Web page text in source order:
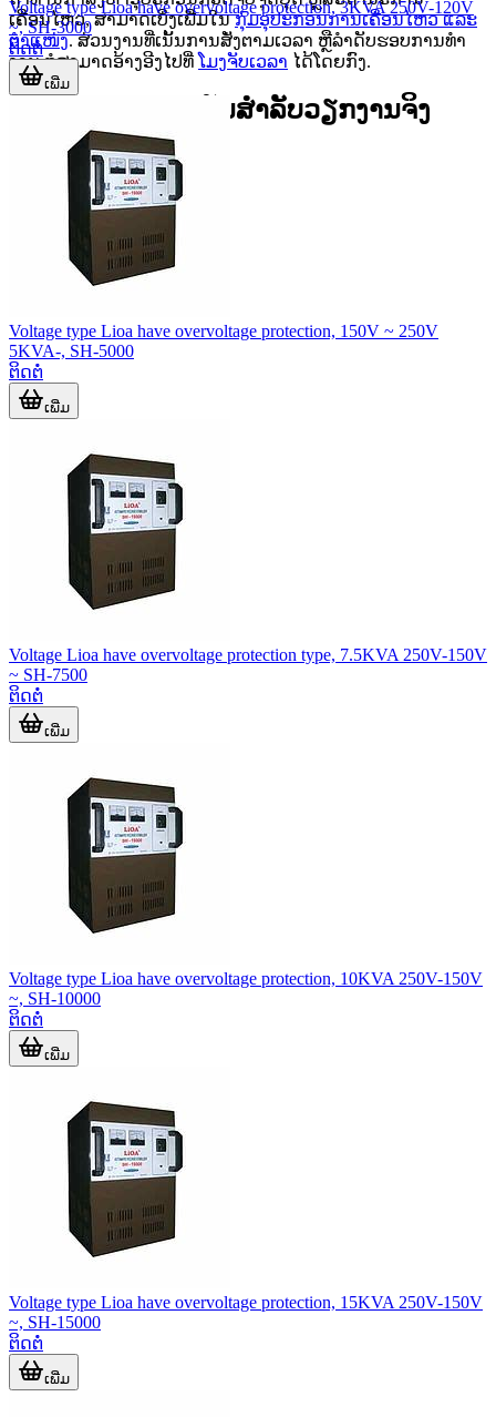
ເຄື່ອນໄຫວ, ສາມາດເບິ່ງເພີ່ມໃນກຸ່ມອຸປະກອນການເຄື່ອນໄຫວ ແລະ
ຕຳແໜ່ງ. ສ່ວນງານທີ່ເນັ້ນການສັ່ງຕາມເວລາ ຫຼືລຳດັບຮອບການທຳ
ງານ ກໍສາມາດອ້າງອີງໄປທີ່ ໂມງຈັບເວລາ ໄດ້ໂດຍກົງ.
ຕົວຢ່າງອຸປະກອນເດັ່ນສຳລັບວຽກງານຈິງ
ສຳລັບວຽກຄວບຄຸມ
Voltage type Lioa have overvoltage protection, 3KVA 250V-120V
~, SH-3000
ຕິດຕໍ່
ເພີ່ມ
Voltage type Lioa have overvoltage protection, 150V ~ 250V
5KVA-, SH-5000
ຕິດຕໍ່
ເພີ່ມ
Voltage Lioa have overvoltage protection type, 7.5KVA 250V-150V
~ SH-7500
ຕິດຕໍ່
ເພີ່ມ
Voltage type Lioa have overvoltage protection, 10KVA 250V-150V
~, SH-10000
ຕິດຕໍ່
ເພີ່ມ
Voltage type Lioa have overvoltage protection, 15KVA 250V-150V
~, SH-15000
ຕິດຕໍ່
ເພີ່ມ